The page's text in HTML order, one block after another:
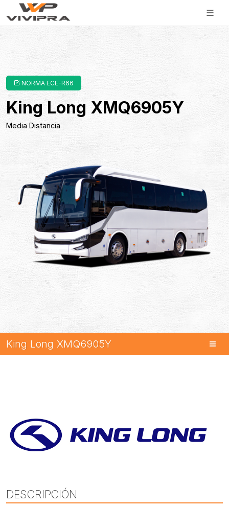
NORMA ECE-R66
King Long XMQ6905Y
Media Distancia
King Long XMQ6905Y
DESCRIPCIÓN